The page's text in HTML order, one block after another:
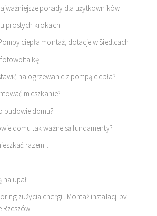
porady dla użytkowników
prostych krokach
ciepła montaż, dotacje w Siedlcach
na ogrzewanie z pompą ciepła?
mieszkanie?
budowie domu?
domu tak ważne są fundamenty?
razem…
na upał
zużycia energii. Montaż instalacji pv –
Rzeszów